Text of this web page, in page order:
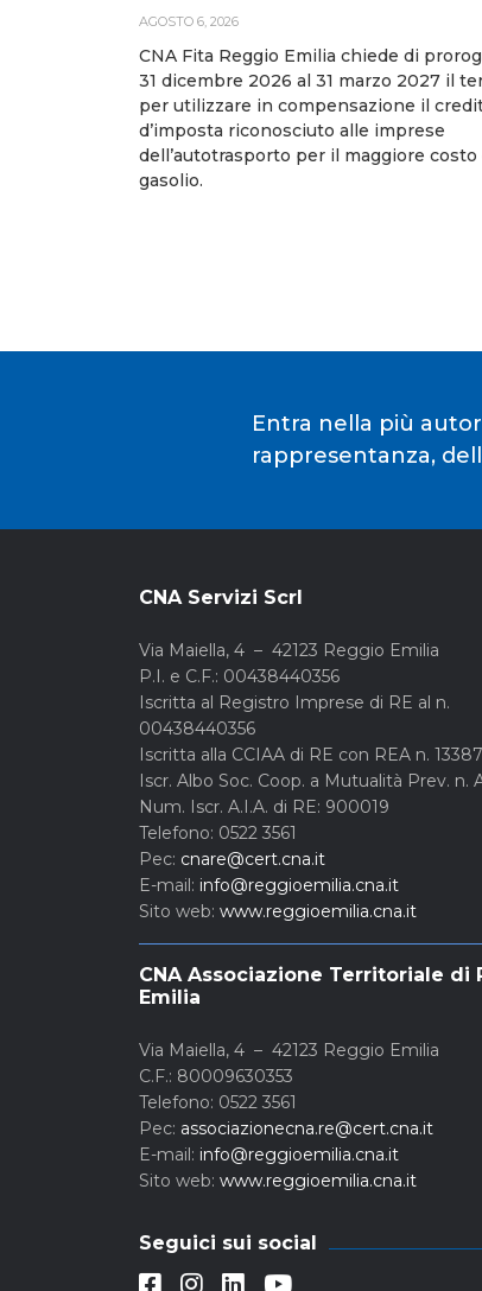
AGOSTO 6, 2026
CNA Fita Reggio Emilia chiede di
31 dicembre 2026 al 31 marzo 2027 il
per utilizzare in compensazione il
d’imposta riconosciuto alle imprese
dell’autotrasporto per il maggiore costo
gasolio.
Entra nella più
rappresentanza,
CNA Servizi Scrl
Via Maiella, 4 – 42123 Reggio Emilia
P.I. e C.F.: 00438440356
Iscritta al Registro Imprese di RE al n.
00438440356
Iscritta alla CCIAA di RE con REA n.
Iscr. Albo Soc. Coop. a Mutualità Prev. n.
Num. Iscr. A.I.A. di RE: 900019
Telefono: 0522 3561
Pec: cnare@cert.cna.it
E-mail: info@reggioemilia.cna.it
Sito web: www.reggioemilia.cna.it
CNA Associazione Territoriale di
Emilia
Via Maiella, 4 – 42123 Reggio Emilia
C.F.: 80009630353
Telefono: 0522 3561
Pec: associazionecna.re@cert.cna.it
E-mail: info@reggioemilia.cna.it
Sito web: www.reggioemilia.cna.it
Seguici sui social